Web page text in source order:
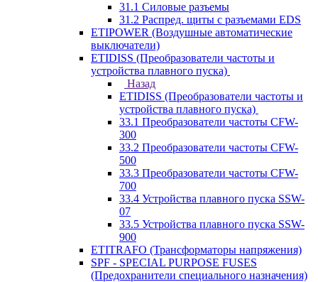
31.1 Силовые разъемы
31.2 Распред. щиты с разъемами EDS
ETIPOWER (Воздушные автоматические
выключатели)
ETIDISS (Преобразователи частоты и
устройства плавного пуска)
Назад
ETIDISS (Преобразователи частоты и
устройства плавного пуска)
33.1 Преобразователи частоты CFW-
300
33.2 Преобразователи частоты CFW-
500
33.3 Преобразователи частоты CFW-
700
33.4 Устройства плавного пуска SSW-
07
33.5 Устройства плавного пуска SSW-
900
ETITRAFO (Трансформаторы напряжения)
SPF - SPECIAL PURPOSE FUSES
(Предохранители специального назначения)